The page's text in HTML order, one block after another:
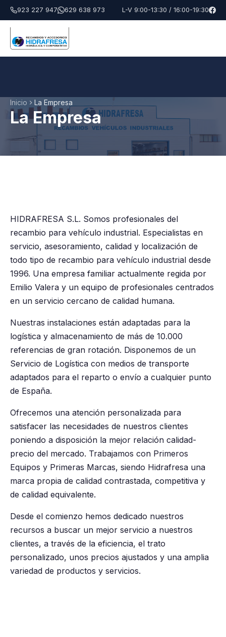
923 227 947 629 638 973 L-V 9:00-13:30 / 16:00-19:30
Hidrafresa
Inicio La Empresa
La Empresa
HIDRAFRESA S.L. Somos profesionales del
recambio para vehículo industrial. Especialistas en
servicio, asesoramiento, calidad y localización de
todo tipo de recambio para vehículo industrial desde
1996. Una empresa familiar actualmente regida por
Emilio Valera y un equipo de profesionales centrados
en un servicio cercano de calidad humana.
Nuestras instalaciones están adaptadas para la
logística y almacenamiento de más de 10.000
referencias de gran rotación. Disponemos de un
Servicio de Logística con medios de transporte
adaptados para el reparto o envío a cualquier punto
de España.
Ofrecemos una atención personalizada para
satisfacer las necesidades de nuestros clientes
poniendo a disposición la mejor relación calidad-
precio del mercado. Trabajamos con Primeros
Equipos y Primeras Marcas, siendo Hidrafresa una
marca propia de calidad contrastada, competitiva y
de calidad equivalente.
Desde el comienzo hemos dedicado nuestros
recursos a buscar un mejor servicio a nuestros
clientes, a través de la eficiencia, el trato
personalizado, unos precios ajustados y una amplia
variedad de productos y servicios.